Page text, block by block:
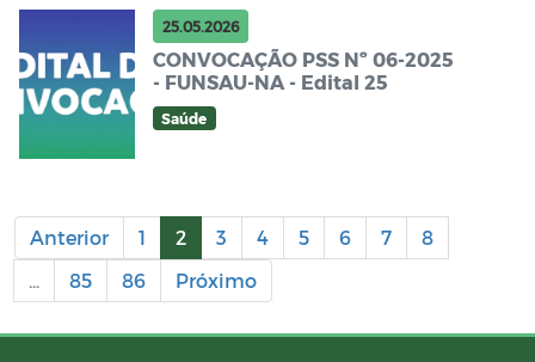
25.05.2026
CONVOCAÇÃO PSS Nº 06-2025
- FUNSAU-NA - Edital 25
Saúde
Anterior 1 2 3 4 5 6 7
8
...
85 86 Próximo